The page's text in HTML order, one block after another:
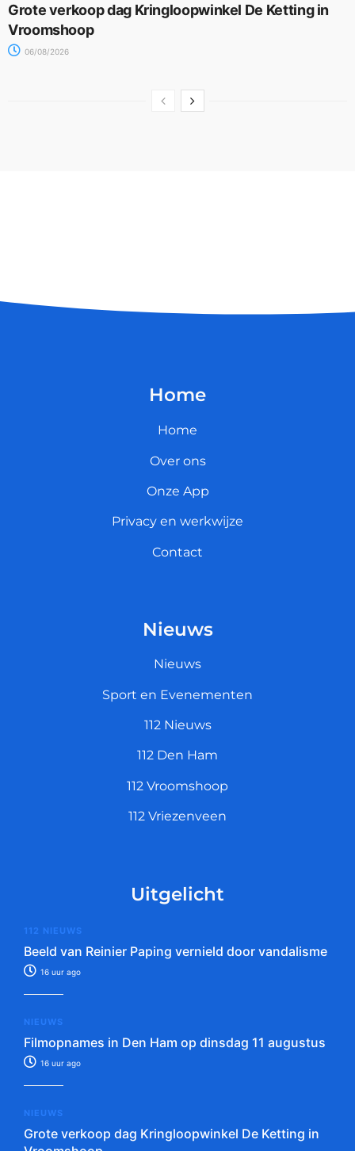
Grote verkoop dag Kringloopwinkel De Ketting in
Vroomshoop
06/08/2026
Home
Home
Over ons
Onze App
Privacy en werkwijze
Contact
Nieuws
Nieuws
Sport en Evenementen
112 Nieuws
112 Den Ham
112 Vroomshoop
112 Vriezenveen
Uitgelicht
112 NIEUWS
Beeld van Reinier Paping vernield door vandalisme
16 uur ago
NIEUWS
Filmopnames in Den Ham op dinsdag 11 augustus
16 uur ago
NIEUWS
Grote verkoop dag Kringloopwinkel De Ketting in